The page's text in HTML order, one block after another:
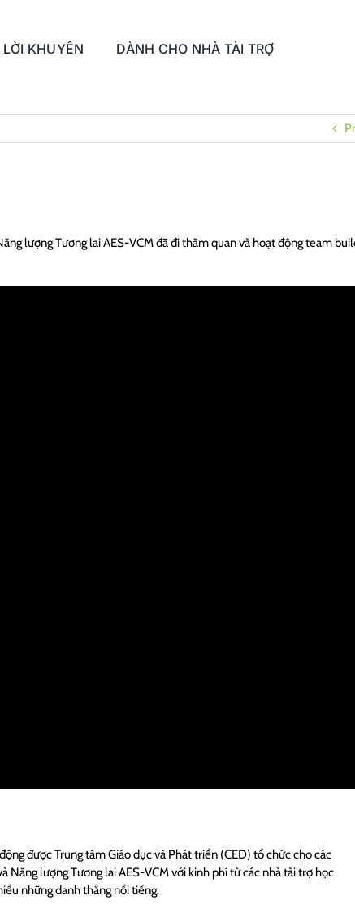
LỜI KHUYÊN DÀNH CHO NHÀ TÀI TRỢ
lượng Tương lai AES-VCM đã đi thăm quan và hoạt động team
được Trung tâm Giáo dục và Phát triển (CED) tổ chức cho các
Năng lượng Tương lai AES-VCM với kinh phí từ các nhà tài trợ học
những danh thắng nổi tiếng.